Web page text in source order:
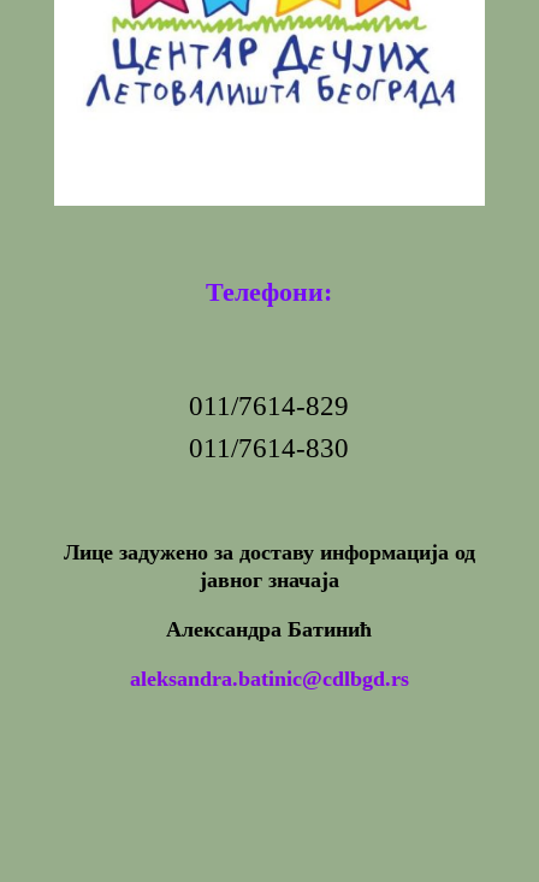
Телефони:
011/7614-829
011/7614-830
Лице задужено за доставу информација од
јавног значаја
Александра Батинић
aleksandra.batinic@cdlbgd.rs